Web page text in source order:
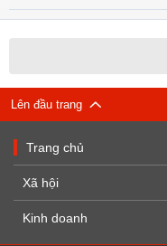
Lên đầu trang
Trang chủ
Xã hội
Kinh doanh